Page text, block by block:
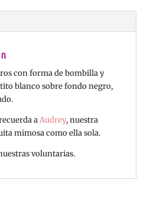
con forma de bombilla y
blanco sobre fondo negro,
aAudrey, nuestra
mimosa como ella sola.
voluntarias.